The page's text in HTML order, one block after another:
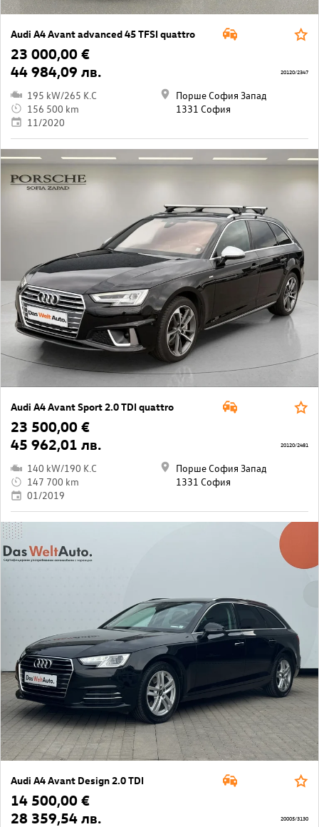
Audi A4 Avant advanced 45 TFSI quattro
23 000,00 €
44 984,09 лв.
195 kW/265 K.C
156 500 km
11/2020
Порше София Запад
1331 София
20120/2347
Audi A4 Avant Sport 2.0 TDI quattro
23 500,00 €
45 962,01 лв.
140 kW/190 K.C
147 700 km
01/2019
Порше София Запад
1331 София
20120/2481
Audi A4 Avant Design 2.0 TDI
14 500,00 €
28 359,54 лв.
20005/3130